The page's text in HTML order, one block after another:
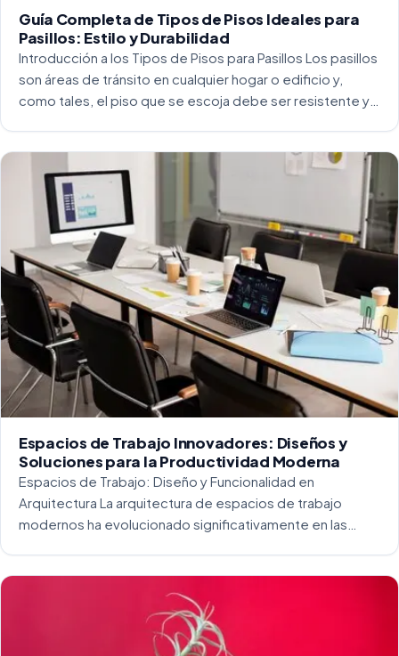
Guía Completa de Tipos de Pisos Ideales para
Pasillos: Estilo y Durabilidad
Introducción a los Tipos de Pisos para Pasillos Los pasillos
son áreas de tránsito en cualquier hogar o edificio y,
como tales, el piso que se escoja debe ser resistente y
Espacios de Trabajo Innovadores: Diseños y
Soluciones para la Productividad Moderna
Espacios de Trabajo: Diseño y Funcionalidad en
Arquitectura La arquitectura de espacios de trabajo
modernos ha evolucionado significativamente en las